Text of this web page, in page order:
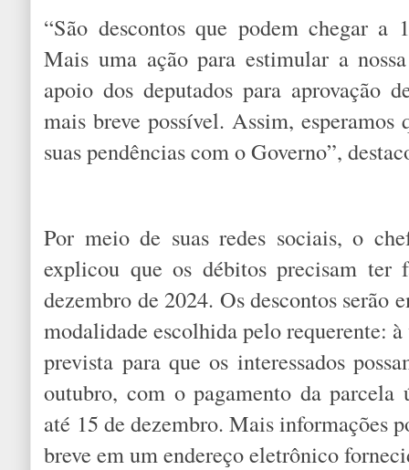
“São descontos que podem chegar a
Mais uma ação para estimular a
apoio dos deputados para aprovação
mais breve possível. Assim, esperamos
suas pendências com o Governo”,
Por meio de suas redes sociais, o
explicou que os débitos precisam ter
dezembro de 2024. Os descontos serão
modalidade escolhida pelo requerente:
prevista para que os interessados
outubro, com o pagamento da
até 15 de dezembro. Mais informações
breve em um endereço eletrônico